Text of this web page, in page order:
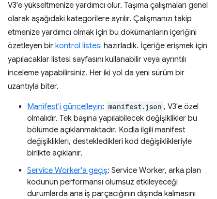
V3'e yükseltmenize yardımcı olur. Taşıma çalışmaları genel
olarak aşağıdaki kategorilere ayrılır. Çalışmanızı takip
etmenize yardımcı olmak için bu dokümanların içeriğini
özetleyen bir kontrol listesi hazırladık. İçeriğe erişmek için
yapılacaklar listesi sayfasını kullanabilir veya ayrıntılı
inceleme yapabilirsiniz. Her iki yol da yeni sürüm bir
uzantıyla biter.
Manifest'i güncelleyin: manifest.json , V3'e özel
olmalıdır. Tek başına yapılabilecek değişiklikler bu
bölümde açıklanmaktadır. Kodla ilgili manifest
değişiklikleri, destekledikleri kod değişiklikleriyle
birlikte açıklanır.
Service Worker'a geçiş: Service Worker, arka plan
kodunun performansı olumsuz etkileyeceği
durumlarda ana iş parçacığının dışında kalmasını